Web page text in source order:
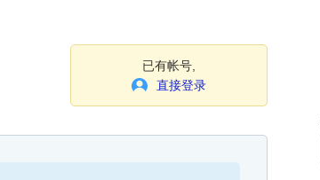
已有帐号,
直接登录